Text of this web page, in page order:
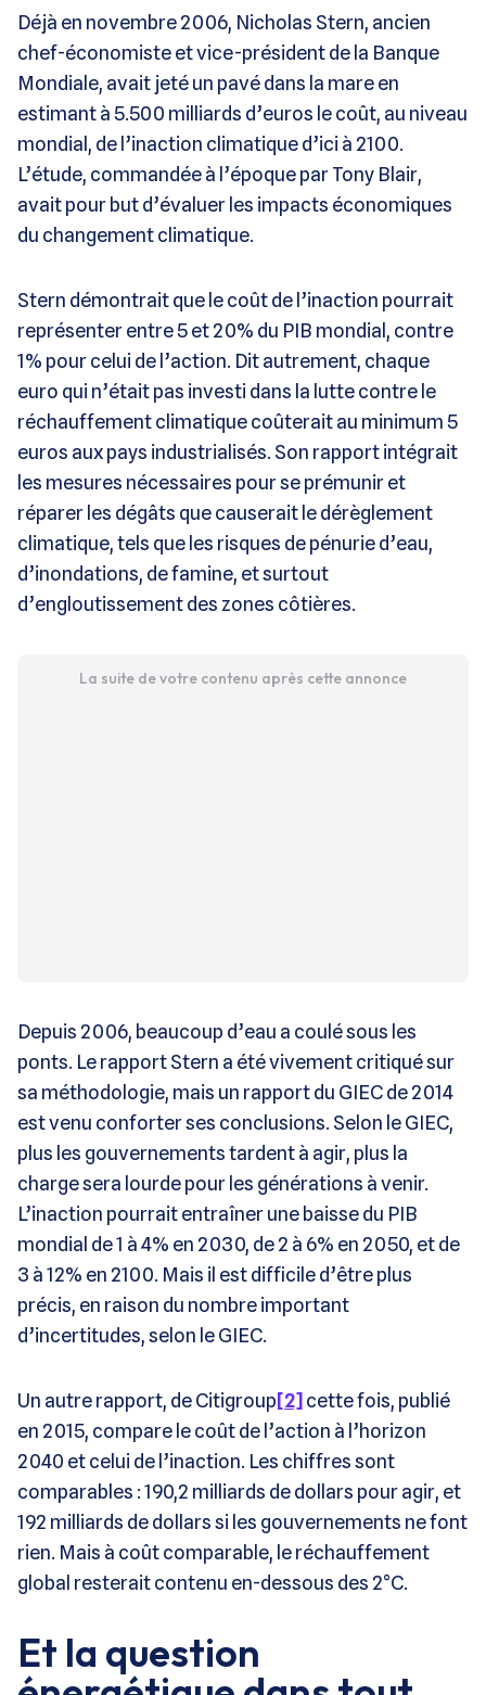
Déjà en novembre 2006, Nicholas Stern, ancien
chef-économiste et vice-président de la Banque
Mondiale, avait jeté un pavé dans la mare en
estimant à 5.500 milliards d’euros le coût, au niveau
mondial, de l’inaction climatique d’ici à 2100.
L’étude, commandée à l’époque par Tony Blair,
avait pour but d’évaluer les impacts économiques
du changement climatique.
Stern démontrait que le coût de l’inaction pourrait
représenter entre 5 et 20% du PIB mondial, contre
1% pour celui de l’action. Dit autrement, chaque
euro qui n’était pas investi dans la lutte contre le
réchauffement climatique coûterait au minimum 5
euros aux pays industrialisés. Son rapport intégrait
les mesures nécessaires pour se prémunir et
réparer les dégâts que causerait le dérèglement
climatique, tels que les risques de pénurie d’eau,
d’inondations, de famine, et surtout
d’engloutissement des zones côtières.
La suite de votre contenu après cette annonce
Depuis 2006, beaucoup d’eau a coulé sous les
ponts. Le rapport Stern a été vivement critiqué sur
sa méthodologie, mais un rapport du GIEC de 2014
est venu conforter ses conclusions. Selon le GIEC,
plus les gouvernements tardent à agir, plus la
charge sera lourde pour les générations à venir.
L’inaction pourrait entraîner une baisse du PIB
mondial de 1 à 4% en 2030, de 2 à 6% en 2050, et de
3 à 12% en 2100. Mais il est difficile d’être plus
précis, en raison du nombre important
d’incertitudes, selon le GIEC.
Un autre rapport, de Citigroup[2] cette fois, publié
en 2015, compare le coût de l’action à l’horizon
2040 et celui de l’inaction. Les chiffres sont
comparables : 190,2 milliards de dollars pour agir, et
192 milliards de dollars si les gouvernements ne font
rien. Mais à coût comparable, le réchauffement
global resterait contenu en-dessous des 2°C.
Et la question